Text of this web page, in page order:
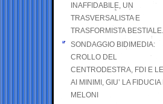
INAFFIDABILE, UN
TRASVERSALISTA E
TRASFORMISTA BESTIALE.
SONDAGGIO BIDIMEDIA:
CROLLO DEL
CENTRODESTRA, FDI E
AI MINIMI, GIU’ LA FIDUCIA
MELONI